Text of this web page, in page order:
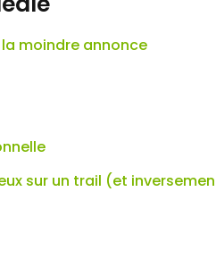
moindre annonce
sur un trail (et